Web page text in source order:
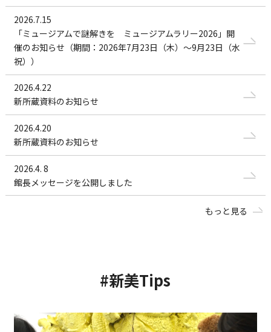
2026.7.15
「ミュージアムで謎解きを ミュージアムラリー2026」開
催のお知らせ（期間：2026年7月23日（木）～9月23日（水
祝））
2026.4.22
新所蔵資料のお知らせ
2026.4.20
新所蔵資料のお知らせ
2026.4. 8
館長メッセージを公開しました
もっと見る
#新美Tips